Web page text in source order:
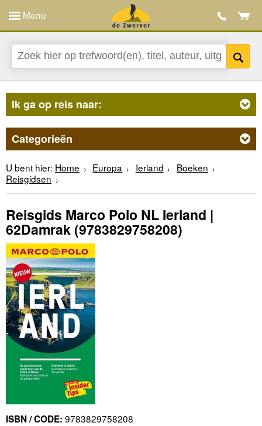
Menu
Ik ga op reis naar:
Categorieën
U bent hier: Home Europa Ierland
Boeken
Reisgidsen
Reisgids Marco Polo NL Ierland |
62Damrak (9783829758208)
ISBN / CODE: 9783829758208